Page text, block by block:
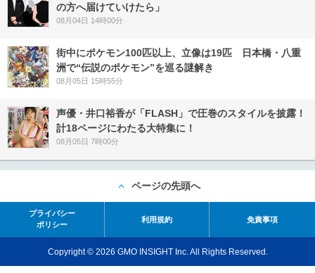
の方へ届けていけたら」
08月04日 14時00分
街中にポケモン100匹以上、立像は19匹 日本橋・八重
洲で“伝説のポケモン”を巡る謎解き
08月05日 15時55分
声優・井口裕香が「FLASH」で圧巻のスタイルを披露！
計18ページにわたる大特集に！
08月05日 7時00分
ページの先頭へ
プライバシー
ポリシー
利用規約 免責事項
Copyright © 2026 GMO INSIGHT Inc. All Rights Reserved.